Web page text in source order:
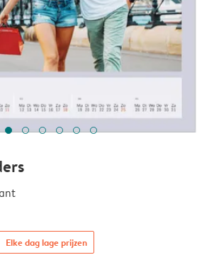
Elke dag lage prijzen